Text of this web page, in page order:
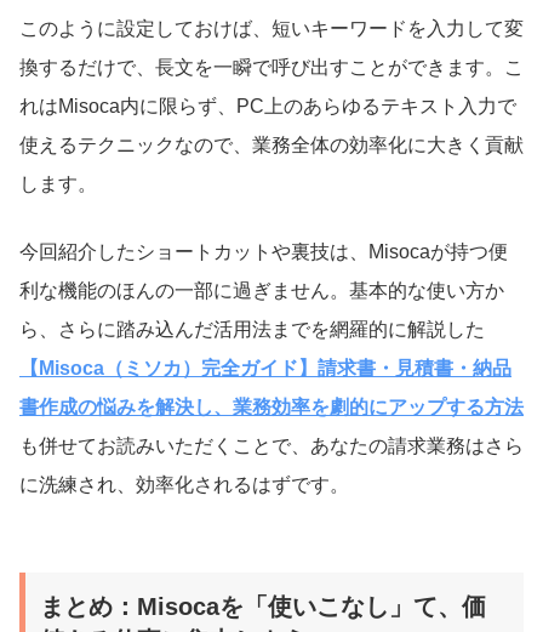
このように設定しておけば、短いキーワードを入力して変
換するだけで、長文を一瞬で呼び出すことができます。こ
れはMisoca内に限らず、PC上のあらゆるテキスト入力で
使えるテクニックなので、業務全体の効率化に大きく貢献
します。
今回紹介したショートカットや裏技は、Misocaが持つ便
利な機能のほんの一部に過ぎません。基本的な使い方か
ら、さらに踏み込んだ活用法までを網羅的に解説した
【Misoca（ミソカ）完全ガイド】請求書・見積書・納品
書作成の悩みを解決し、業務効率を劇的にアップする方法
も併せてお読みいただくことで、あなたの請求業務はさら
に洗練され、効率化されるはずです。
まとめ：Misocaを「使いこなし」て、価